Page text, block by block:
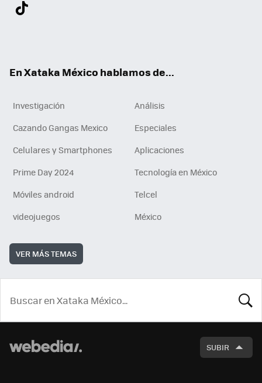
En Xataka México hablamos de...
Investigación
Análisis
Cazando Gangas Mexico
Especiales
Celulares y Smartphones
Aplicaciones
Prime Day 2024
Tecnología en México
Móviles android
Telcel
videojuegos
México
VER MÁS TEMAS
SUBIR